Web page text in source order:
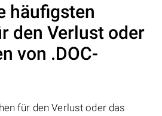
häufigsten
den Verlust oder
von .DOC-
für den Verlust oder das